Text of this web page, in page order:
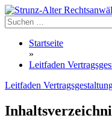
Skip
to
content
Startseite
»
Leitfaden
Leitfaden